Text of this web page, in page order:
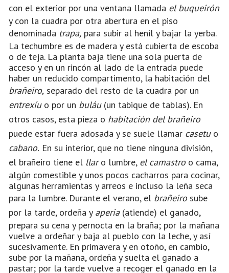
con el exterior por una ventana llamada el buqueirón
y con la cuadra por otra abertura en el piso
denominada trapa, para subir al henil y bajar la yerba.
La techumbre es de madera y está cubierta de escoba
o de teja. La planta baja tiene una sola puerta de
acceso y en un rincón al lado de la entrada puede
haber un reducido compartimento, la habitación del
brañeiro, separado del resto de la cuadra por un
entrexíuo por un buláu(un tabique de tablas). En
otros casos, esta pieza o habitación del brañeiro
puede estar fuera adosada y se suele llamar casetuo
cabano. En su interior, que no tiene ninguna división,
el brañeiro tiene el llaro lumbre, el camastroo cama,
algún comestible y unos pocos cacharros para cocinar,
algunas herramientas y arreos e incluso la leña seca
para la lumbre. Durante el verano, el brañeirosube
por la tarde, ordeña y aperia(atiende) el ganado,
prepara su cena y pernocta en la braña; por la mañana
vuelve a ordeñar y baja al pueblo con la leche, y así
sucesivamente. En primavera y en otoño, en cambio,
sube por la mañana, ordeña y suelta el ganado a
pastar; por la tarde vuelve a recoger el ganado en la